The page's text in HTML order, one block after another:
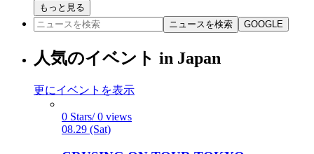
もっと見る
ニュースを検索
GOOGLE
人気のイベント in Japan
更にイベントを表示
0 Stars/ 0 views
08.29 (Sat)